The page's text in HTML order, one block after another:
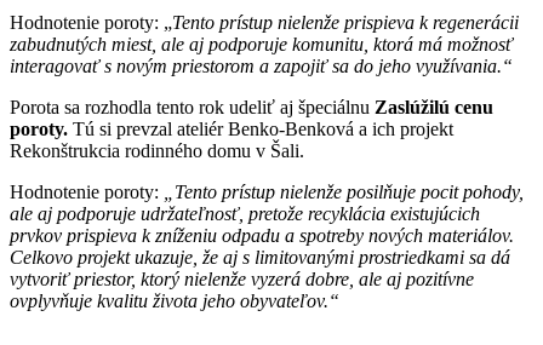
Hodnotenie poroty: „Tento prístup nielenže prispieva k regenerácii
zabudnutých miest, ale aj podporuje komunitu, ktorá má možnosť
interagovať s novým priestorom a zapojiť sa do jeho využívania.“
Porota sa rozhodla tento rok udeliť aj špeciálnu Zaslúžilú cenu
poroty. Tú si prevzal ateliér Benko-Benková a ich projekt
Rekonštrukcia rodinného domu v Šali.
Hodnotenie poroty: „Tento prístup nielenže posilňuje pocit pohody,
ale aj podporuje udržateľnosť, pretože recyklácia existujúcich
prvkov prispieva k zníženiu odpadu a spotreby nových materiálov.
Celkovo projekt ukazuje, že aj s limitovanými prostriedkami sa dá
vytvoriť priestor, ktorý nielenže vyzerá dobre, ale aj pozitívne
ovplyvňuje kvalitu života jeho obyvateľov.“